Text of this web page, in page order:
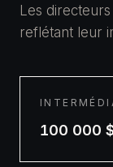
Les
reflétant leur
100 000